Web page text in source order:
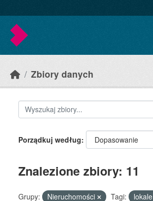
Zbiory danych
Porządkuj według
Znalezione zbiory: 11
Grupy: Nieruchomości Tagi:
lokale